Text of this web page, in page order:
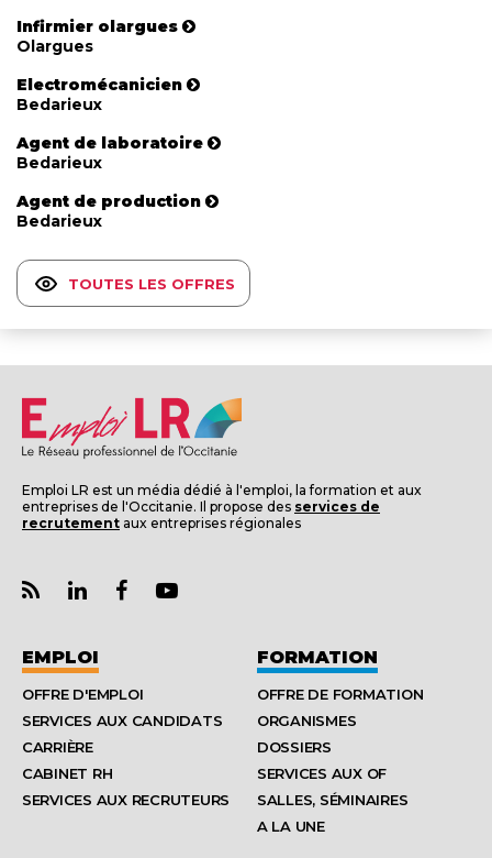
Infirmier olargues
Olargues
Electromécanicien
Bedarieux
Agent de laboratoire
Bedarieux
Agent de production
Bedarieux
TOUTES LES OFFRES
Emploi LR est un média dédié à l'emploi, la formation et aux
entreprises de l'Occitanie. Il propose des services de
recrutement aux entreprises régionales
EMPLOI
OFFRE D'EMPLOI
SERVICES AUX CANDIDATS
CARRIÈRE
CABINET RH
SERVICES AUX RECRUTEURS
FORMATION
OFFRE DE FORMATION
ORGANISMES
DOSSIERS
SERVICES AUX OF
SALLES, SÉMINAIRES
A LA UNE